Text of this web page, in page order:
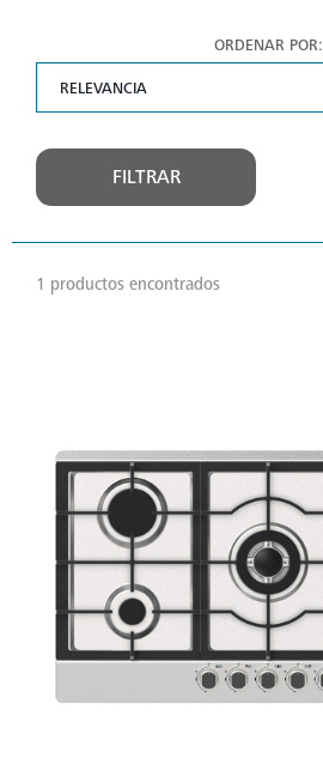
ORDENAR POR:
FILTRAR
1 productos encontrados